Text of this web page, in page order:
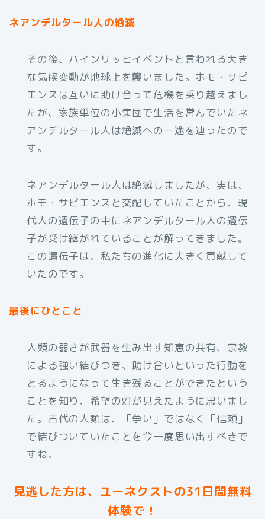
ネアンデルタール人の絶滅
その後、ハインリッヒイベントと言われる大き
な気候変動が地球上を襲いました。ホモ・サピ
エンスは互いに助け合って危機を乗り越えまし
たが、家族単位の小集団で生活を営んでいたネ
アンデルタール人は絶滅への一途を辿ったので
す。
ネアンデルタール人は絶滅しましたが、実は、
ホモ・サピエンスと交配していたことから、現
代人の遺伝子の中にネアンデルタール人の遺伝
子が受け継がれていることが解ってきました。
この遺伝子は、私たちの進化に大きく貢献して
いたのです。
最後にひとこと
人類の弱さが武器を生み出す知恵の共有、宗教
による強い結びつき、助け合いといった行動を
とるようになって生き残ることができたという
ことを知り、希望の灯が見えたように思いまし
た。古代の人類は、「争い」ではなく「信頼」
で結びついていたことを今一度思い出すべきで
すね。
見逃した方は、ユーネクストの31日間無料
体験で！